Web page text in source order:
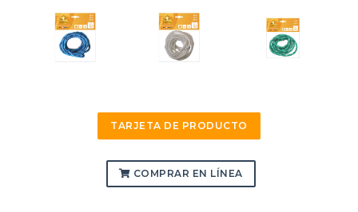
TARJETA DE PRODUCTO
COMPRAR EN LÍNEA